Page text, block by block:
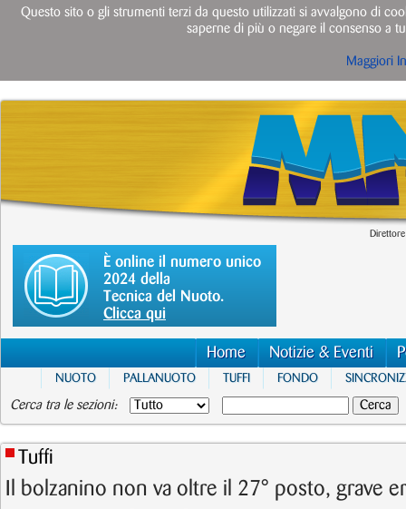
È online il numero unico
2024 della
Tecnica del Nuoto.
Clicca qui
Home Notizie & Eventi
NUOTO PALLANUOTO TUFFI FONDO
Cerca tra le sezioni:
Tuffi
Il bolzanino non va oltre il 27° posto, grave
Questo sito o gli strumenti terzi da questo utilizzati si avvalgono di
saperne di più o negare il consenso a
Maggiori